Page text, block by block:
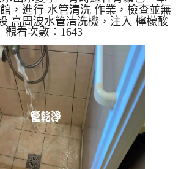
，進行 水管清洗 作業，檢查並無
高周波水管清洗機，注入 檸檬酸
分，開啟 水管清洗機 ，啟動 螺旋
就流出泡沫水，忽然變成土色髒
，兩個多小時後，熱水出水量恢復
水，如水管老化，會產生鐵鏽跟
的水就會是咖啡色，地下水含有氧
成黑色管垢，洗出來的水會跟石油
綠色的水，是因為裡面有銅的物
生鏽產生銅綠，如...
觀看次數：1643